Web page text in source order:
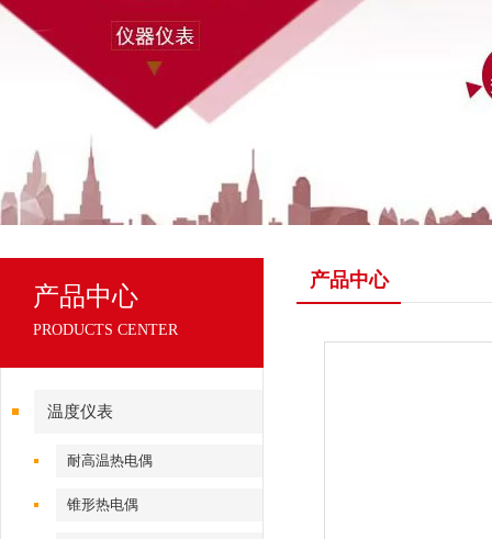
产品中心
PRODUCTS CENTER
温度仪表
耐高温热电偶
锥形热电偶
产品中心